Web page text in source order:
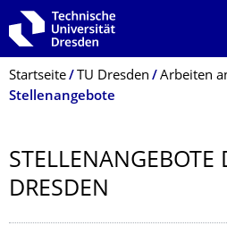
Zur Hauptnavigation springen
Zur Suche springen
Zum Inhalt springen
Breadcrumb-Menü
Startseite TU Dresden
Arbeiten
Stellenangebote
STELLENANGEBOTE
DRESDEN